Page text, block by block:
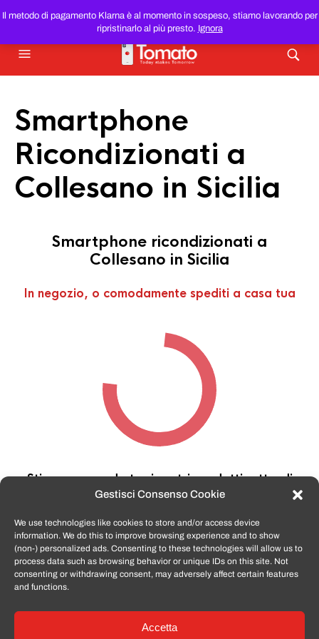
Gestisci Consenso Cookie
We use technologies like cookies to store and/or access device
information. We do this to improve browsing experience and to show
(non-) personalized ads. Consenting to these technologies will allow us to
process data such as browsing behavior or unique IDs on this site. Not
consenting or withdrawing consent, may adversely affect certain features
and functions.
Accetta
Il metodo di pagamento Klarna è al momento in sospeso, stiamo lavorando per
ripristinarlo al più presto. Ignora
SMARTPHONE E TABLET RICONDIZIONATIAL MIGLIOR
PREZZO DEL WEB!
Smartphone
Ricondizionati a
Collesano in Sicilia
Smartphone ricondizionati a
Collesano in Sicilia
In negozio, o comodamente spediti a casa tua
Stiamo cercando tra i nostri prodotti, attendi
qualche secondo…
TomatoSmartphone.itè lo shop n.1 in italia per
smartphone ricondizionati garantiti e certificati
di tutte le marche,APPLE, SAMSUNG, HUAWEI,
ONEPLUS, XIAOMI e tanto altro